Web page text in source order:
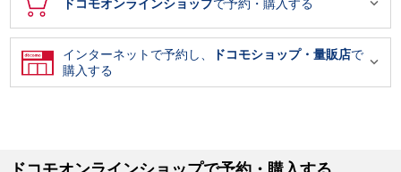
ドコモオンラインショップで予約・購入する 
インターネットで予約し、 ドコモショップ・量販店で
購入する
